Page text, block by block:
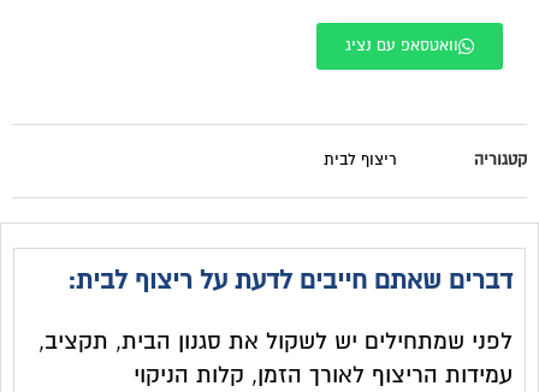
וואטסאפ עם נציג
קטגוריה ריצוף לבית
דברים שאתם חייבים לדעת על ריצוף לבית:
לפני שמתחילים יש לשקול את סגנון הבית, תקציב,
עמידות הריצוף לאורך הזמן, קלות הניקוי